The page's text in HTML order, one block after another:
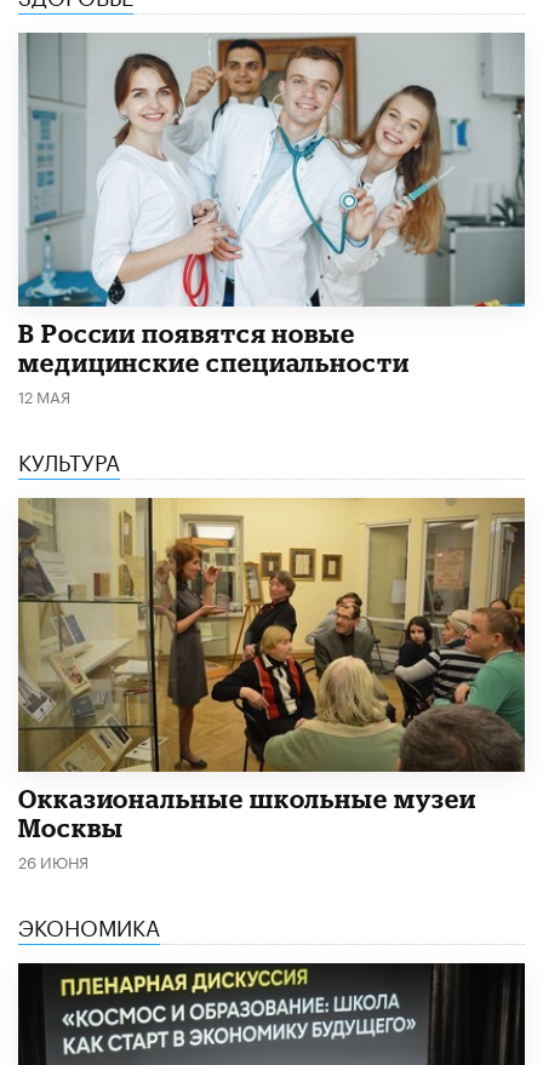
В России появятся новые
медицинские специальности
12 МАЯ
КУЛЬТУРА
​Окказиональные школьные музеи
Москвы
26 ИЮНЯ
ЭКОНОМИКА